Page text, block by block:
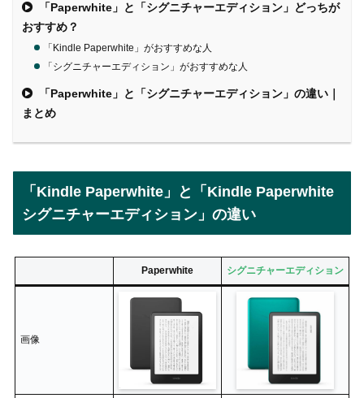
「Paperwhite」と「シグニチャーエディション」どっちが
おすすめ？
「Kindle Paperwhite」がおすすめな人
「シグニチャーエディション」がおすすめな人
「Paperwhite」と「シグニチャーエディション」の違い｜
まとめ
「Kindle Paperwhite」と「Kindle Paperwhite
シグニチャーエディション」の違い
Paperwhite シグニチャーエディション
画像